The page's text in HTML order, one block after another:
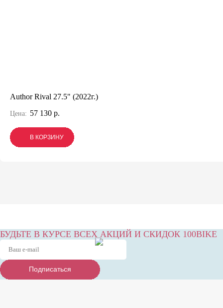
Author Rival 27.5" (2022г.)
Цена: 57 130 р.
В КОРЗИНУ
В КОРЗИНУ
В КОРЗИНУ
БУДЬТЕ В КУРСЕ ВСЕХ АКЦИЙ И СКИДОК 100BIKE
Подписаться
Подписаться
Подписаться